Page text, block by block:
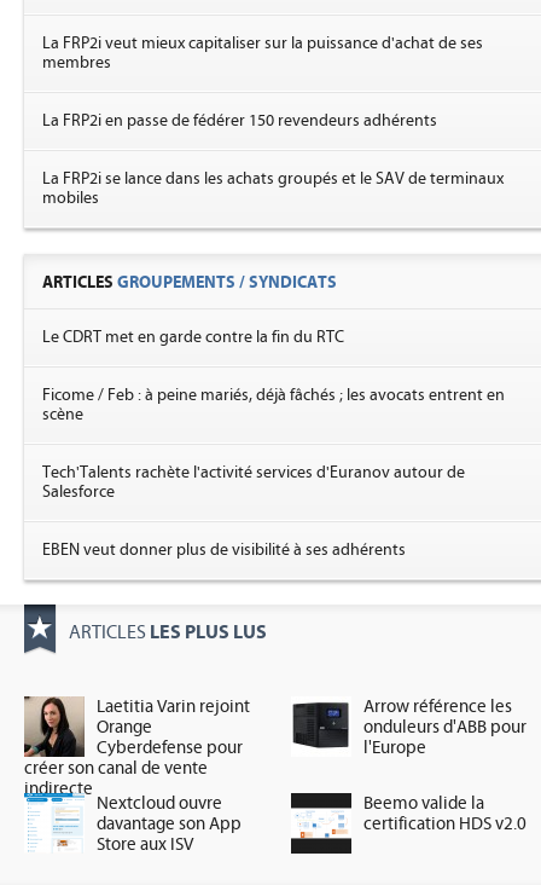
La FRP2i veut mieux capitaliser sur la puissance d'achat de ses
membres
La FRP2i en passe de fédérer 150 revendeurs adhérents
La FRP2i se lance dans les achats groupés et le SAV de terminaux
mobiles
ARTICLES GROUPEMENTS / SYNDICATS
Le CDRT met en garde contre la fin du RTC
Ficome / Feb : à peine mariés, déjà fâchés ; les avocats entrent en
scène
Tech'Talents rachète l'activité services d'Euranov autour de
Salesforce
EBEN veut donner plus de visibilité à ses adhérents
ARTICLES LES PLUS LUS
Laetitia Varin rejoint
Orange
Cyberdefense pour
créer son canal de vente
indirecte
Arrow référence les
onduleurs d'ABB pour
l'Europe
Nextcloud ouvre
davantage son App
Store aux ISV
Beemo valide la
certification HDS v2.0